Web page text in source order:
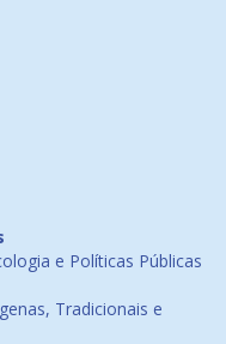
e Políticas Públicas
Tradicionais e